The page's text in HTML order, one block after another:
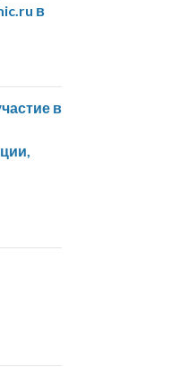
в
в